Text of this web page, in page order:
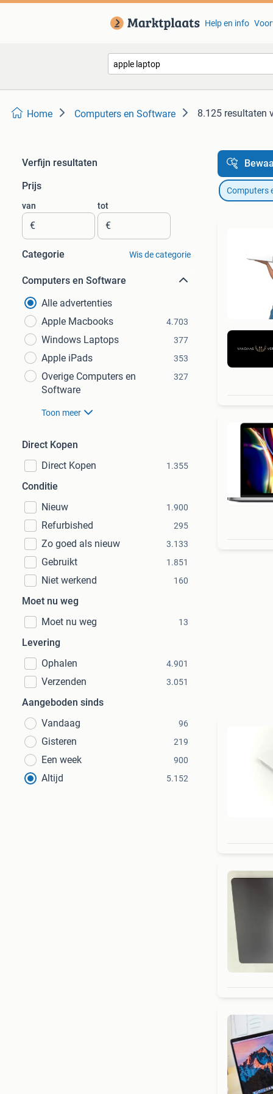
Help en info
Home Computers en Software 8.125 resultaten
Verfijn resultaten
Prijs
van
€
tot
€
Categorie Wis de categorie
Computers en Software
Alle advertenties
Apple Macbooks
4.703
Windows Laptops 377
Apple iPads 353
Overige Computers en
Software
327
Toon meer
Direct Kopen
Direct Kopen
1.355
Conditie
Nieuw
1.900
Refurbished 295
Zo goed als nieuw 3.133
Gebruikt 1.851
Niet werkend 160
Moet nu weg
Moet nu weg
13
Levering
Ophalen
4.901
Verzenden 3.051
Aangeboden sinds
Vandaag
96
Gisteren 219
Een week 900
Altijd 5.152
Computers